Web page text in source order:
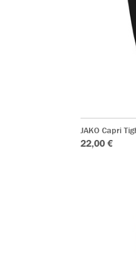
JAKO Capri
22,00 €